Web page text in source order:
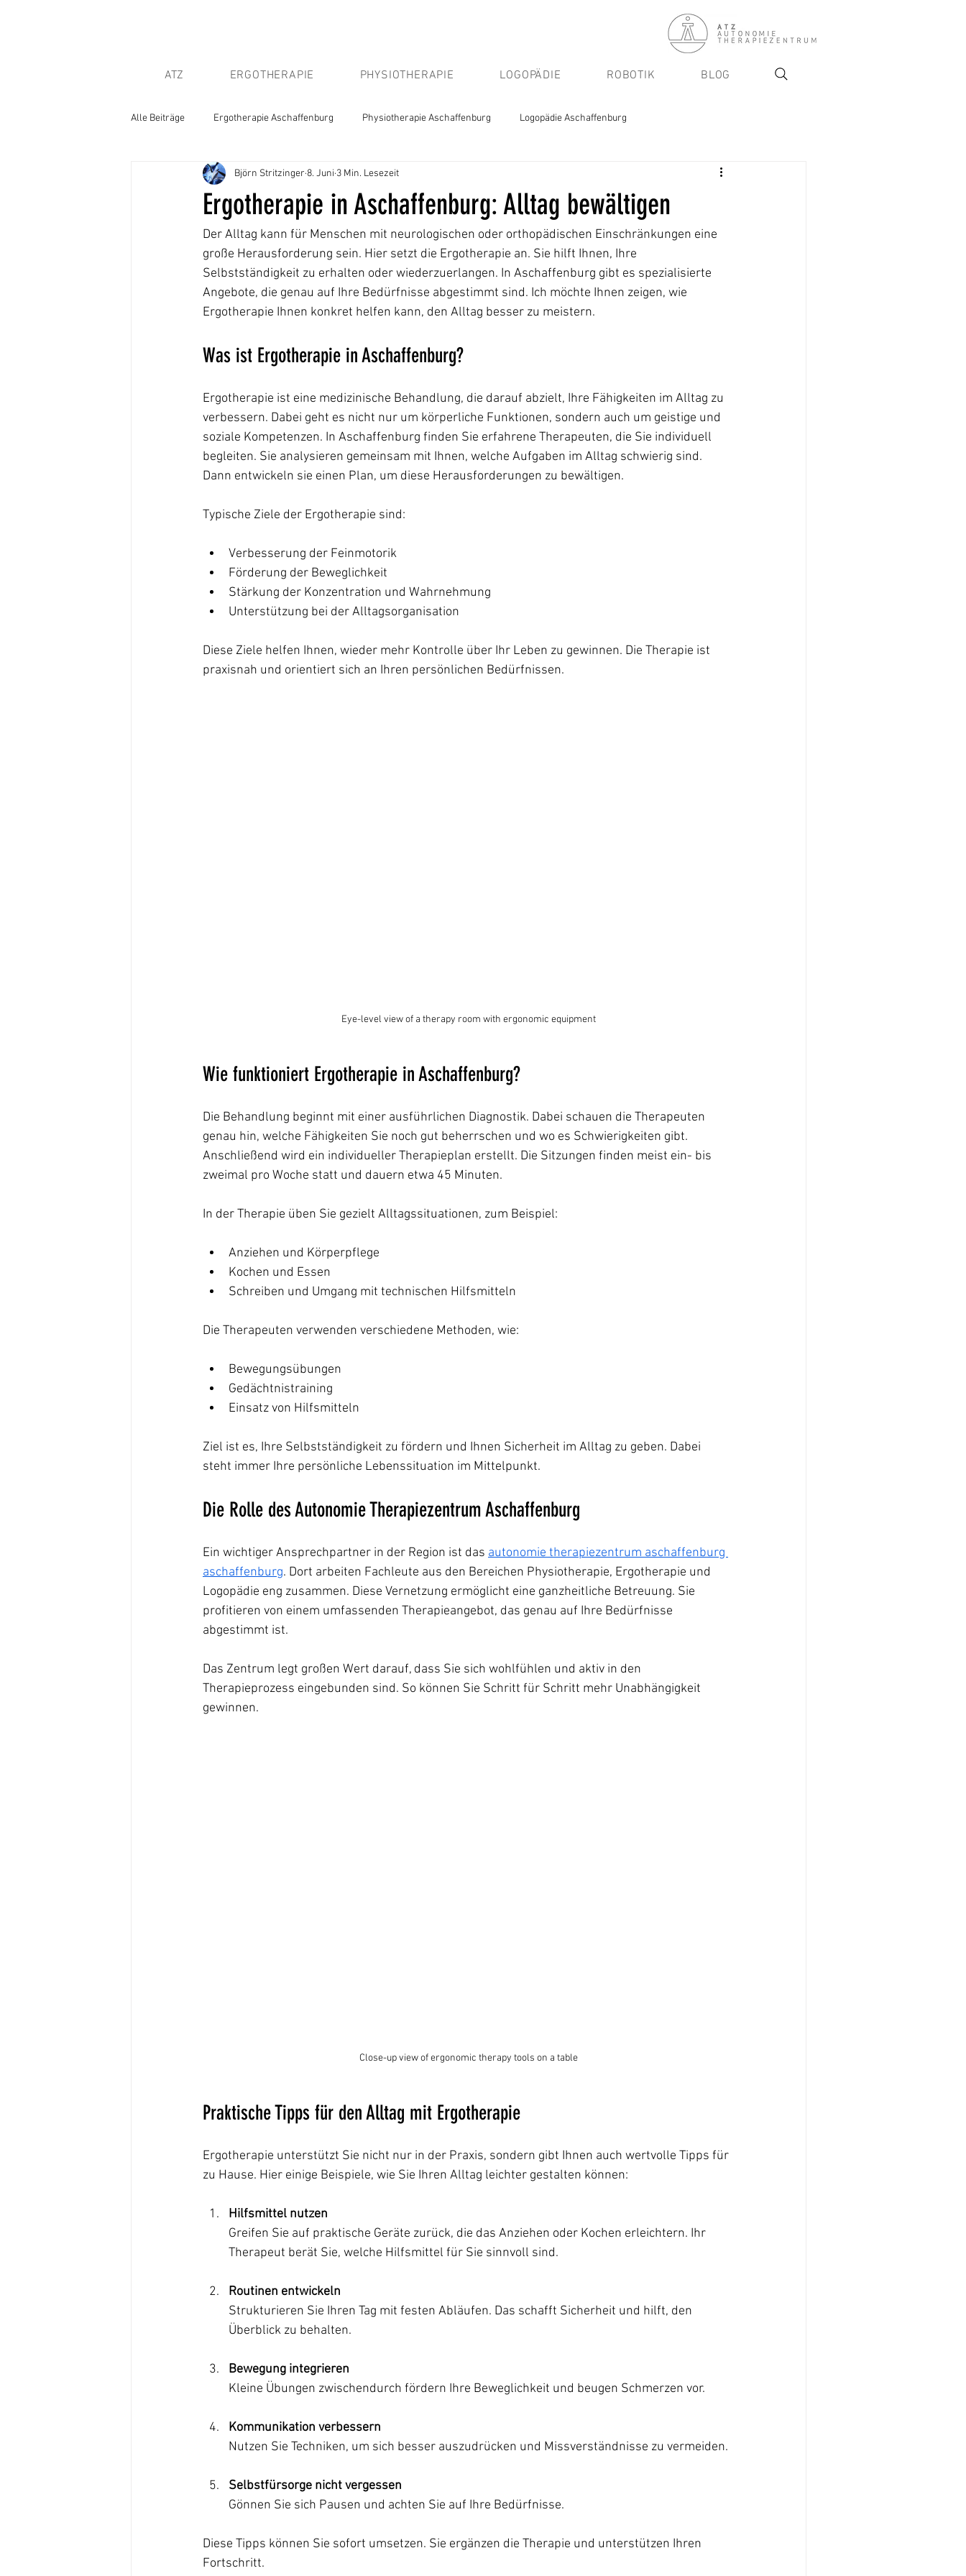
ATZ ERGOTHERAPIE PHYSIOTHERAPIE LOGOPÄDIE ROBOTIK BLOG
Alle Beiträge Ergotherapie Aschaffenburg Physiotherapie Aschaffenburg Logopädie Aschaffenburg
Ergotherapie in Aschaffenburg: Alltag bewältigen
Björn Stritzinger 8. Juni 3 Min. Lesezeit
Der Alltag kann für Menschen mit neurologischen oder orthopädischen Einschränkungen eine
große Herausforderung sein. Hier setzt die Ergotherapie an. Sie hilft Ihnen, Ihre
Selbstständigkeit zu erhalten oder wiederzuerlangen. In Aschaffenburg gibt es spezialisierte
Angebote, die genau auf Ihre Bedürfnisse abgestimmt sind. Ich möchte Ihnen zeigen, wie
Ergotherapie Ihnen konkret helfen kann, den Alltag besser zu meistern.
Was ist Ergotherapie in Aschaffenburg?
Ergotherapie ist eine medizinische Behandlung, die darauf abzielt, Ihre Fähigkeiten im Alltag zu
verbessern. Dabei geht es nicht nur um körperliche Funktionen, sondern auch um geistige und
soziale Kompetenzen. In Aschaffenburg finden Sie erfahrene Therapeuten, die Sie individuell
begleiten. Sie analysieren gemeinsam mit Ihnen, welche Aufgaben im Alltag schwierig sind.
Dann entwickeln sie einen Plan, um diese Herausforderungen zu bewältigen.
Typische Ziele der Ergotherapie sind:
Verbesserung der Feinmotorik
Förderung der Beweglichkeit
Stärkung der Konzentration und Wahrnehmung
Unterstützung bei der Alltagsorganisation
Diese Ziele helfen Ihnen, wieder mehr Kontrolle über Ihr Leben zu gewinnen. Die Therapie ist
praxisnah und orientiert sich an Ihren persönlichen Bedürfnissen.
Eye-level view of a therapy room with ergonomic equipment
Wie funktioniert Ergotherapie in Aschaffenburg?
Die Behandlung beginnt mit einer ausführlichen Diagnostik. Dabei schauen die Therapeuten
genau hin, welche Fähigkeiten Sie noch gut beherrschen und wo es Schwierigkeiten gibt.
Anschließend wird ein individueller Therapieplan erstellt. Die Sitzungen finden meist ein- bis
zweimal pro Woche statt und dauern etwa 45 Minuten.
In der Therapie üben Sie gezielt Alltagssituationen, zum Beispiel:
Anziehen und Körperpflege
Kochen und Essen
Schreiben und Umgang mit technischen Hilfsmitteln
Die Therapeuten verwenden verschiedene Methoden, wie:
Bewegungsübungen
Gedächtnistraining
Einsatz von Hilfsmitteln
Ziel ist es, Ihre Selbstständigkeit zu fördern und Ihnen Sicherheit im Alltag zu geben. Dabei
steht immer Ihre persönliche Lebenssituation im Mittelpunkt.
Die Rolle des Autonomie Therapiezentrum Aschaffenburg
Ein wichtiger Ansprechpartner in der Region ist das autonomie therapiezentrum aschaffenburg
aschaffenburg. Dort arbeiten Fachleute aus den Bereichen Physiotherapie, Ergotherapie und
Logopädie eng zusammen. Diese Vernetzung ermöglicht eine ganzheitliche Betreuung. Sie
profitieren von einem umfassenden Therapieangebot, das genau auf Ihre Bedürfnisse
abgestimmt ist.
Das Zentrum legt großen Wert darauf, dass Sie sich wohlfühlen und aktiv in den
Therapieprozess eingebunden sind. So können Sie Schritt für Schritt mehr Unabhängigkeit
gewinnen.
Close-up view of ergonomic therapy tools on a table
Praktische Tipps für den Alltag mit Ergotherapie
Ergotherapie unterstützt Sie nicht nur in der Praxis, sondern gibt Ihnen auch wertvolle Tipps für
zu Hause. Hier einige Beispiele, wie Sie Ihren Alltag leichter gestalten können:
Hilfsmittel nutzen
Greifen Sie auf praktische Geräte zurück, die das Anziehen oder Kochen erleichtern. Ihr
Therapeut berät Sie, welche Hilfsmittel für Sie sinnvoll sind.
Routinen entwickeln
Strukturieren Sie Ihren Tag mit festen Abläufen. Das schafft Sicherheit und hilft, den
Überblick zu behalten.
Bewegung integrieren
Kleine Übungen zwischendurch fördern Ihre Beweglichkeit und beugen Schmerzen vor.
Kommunikation verbessern
Nutzen Sie Techniken, um sich besser auszudrücken und Missverständnisse zu vermeiden.
Selbstfürsorge nicht vergessen
Gönnen Sie sich Pausen und achten Sie auf Ihre Bedürfnisse.
Diese Tipps können Sie sofort umsetzen. Sie ergänzen die Therapie und unterstützen Ihren
Fortschritt.